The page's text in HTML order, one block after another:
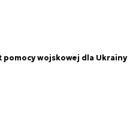
wojskowej dla Ukrainy